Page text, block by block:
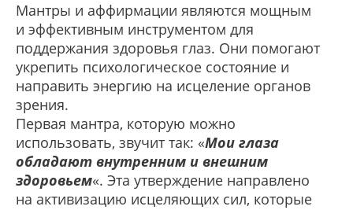
Мантры и аффирмации являются мощным
и эффективным инструментом для
поддержания здоровья глаз. Они помогают
укрепить психологическое состояние и
направить энергию на исцеление органов
зрения.
Первая мантра, которую можно
использовать, звучит так: «Мои глаза
обладают внутренним и внешним
здоровьем«. Эта утверждение направлено
на активизацию исцеляющих сил, которые